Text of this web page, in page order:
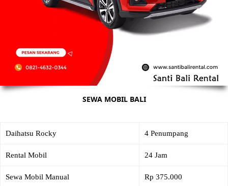
SEWA MOBIL BALI
Daihatsu Rocky 4 Penumpang
Rental Mobil 24 Jam
Sewa Mobil Manual Rp 375.000